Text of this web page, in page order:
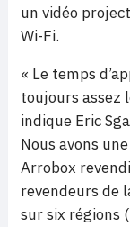
un vidéo
Wi-Fi.
« Le temps
toujours assez
indique Eric
Nous avons
Arrobox
revendeurs de
sur six régions